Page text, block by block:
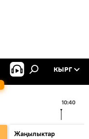
КЫРГ
10:40
Жаңылыктар